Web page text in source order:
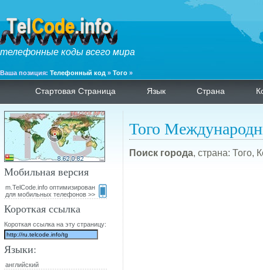
телефонные коды всего мира
Ваша позиция: Телефонный код » Того »
Стартовая Страница Язык Страна
Того
Поиск города, страна: Того,
Мобильная версия
m.TelCode.info оптимизирован
для мобильных телефонов >>
Короткая ссылка
Короткая ссылка на эту страницу:
Языки:
английский